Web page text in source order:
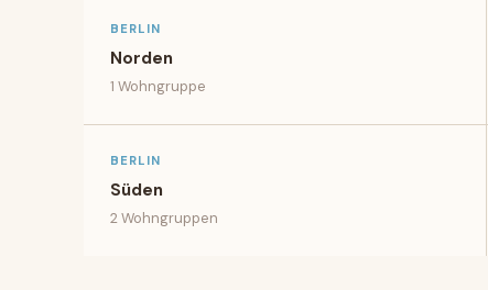
BERLIN
Norden
1 Wohngruppe
BERLIN
Süden
2Wohngruppen